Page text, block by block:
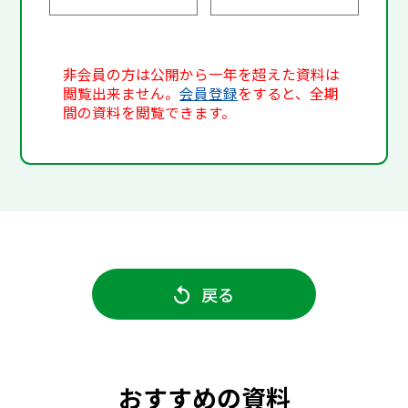
非会員の方は公開から一年を超えた資料は
閲覧出来ません。会員登録をすると、全期
間の資料を閲覧できます。
戻る
おすすめの資料